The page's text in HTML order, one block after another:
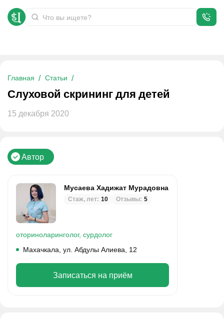
Главная Статьи
Слуховой скрининг для детей
Слуховой скрининг для детей
15 декабря 2020
Автор
Мусаева Хадижат Мурадовна
Стаж, лет: 10 Отзывы: 5
оториноларинголог, сурдолог
Махачкала, ул. Абдулы Алиева, 12
Записаться на приём